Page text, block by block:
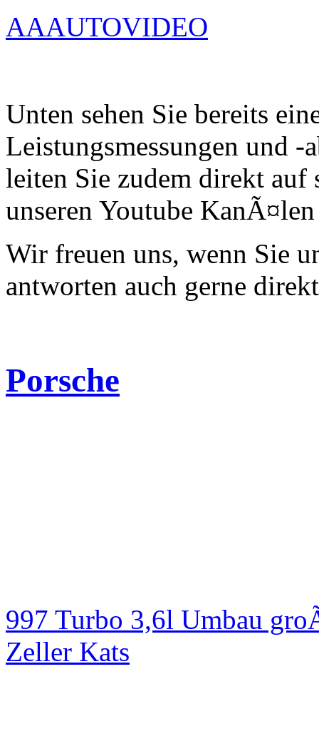
AAAUTOVIDEO
Unten sehen Sie bereits
Leistungsmessungen und -
leiten Sie zudem direkt auf
unseren Youtube
Wir freuen uns, wenn Sie
antworten auch gerne
Porsche
997 Turbo 3,6l Umbau
Zeller Kats